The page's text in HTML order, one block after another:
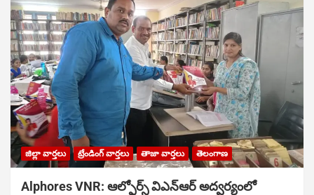
జిల్లా వార్తలు ట్రేండింగ్ వార్తలు తాజా వార్తలు తెలంగాణ
Alphores VNR: ఆల్ఫోర్స్ విఎన్ఆర్ అద్వర్యంలో